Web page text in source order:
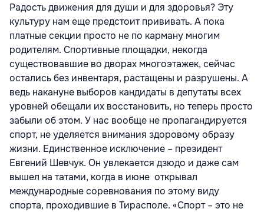
Радость движения для души и для здоровья? Эту
культуру нам еще предстоит прививать. А пока
платные секции просто не по карману многим
родителям. Спортивные площадки, некогда
существовавшие во дворах многоэтажек, сейчас
остались без инвентаря, растащены и разрушены. А
ведь накануне выборов кандидаты в депутаты всех
уровней обещали их восстановить, но теперь просто
забыли об этом. У нас вообще не пропагандируется
спорт, не уделяется внимания здоровому образу
жизни. Единственное исключение – президент
Евгений Шевчук. Он увлекается дзюдо и даже сам
вышел на татами, когда в июне открывал
международные соревнования по этому виду
спорта, проходившие в Тирасполе. «Спорт – это не